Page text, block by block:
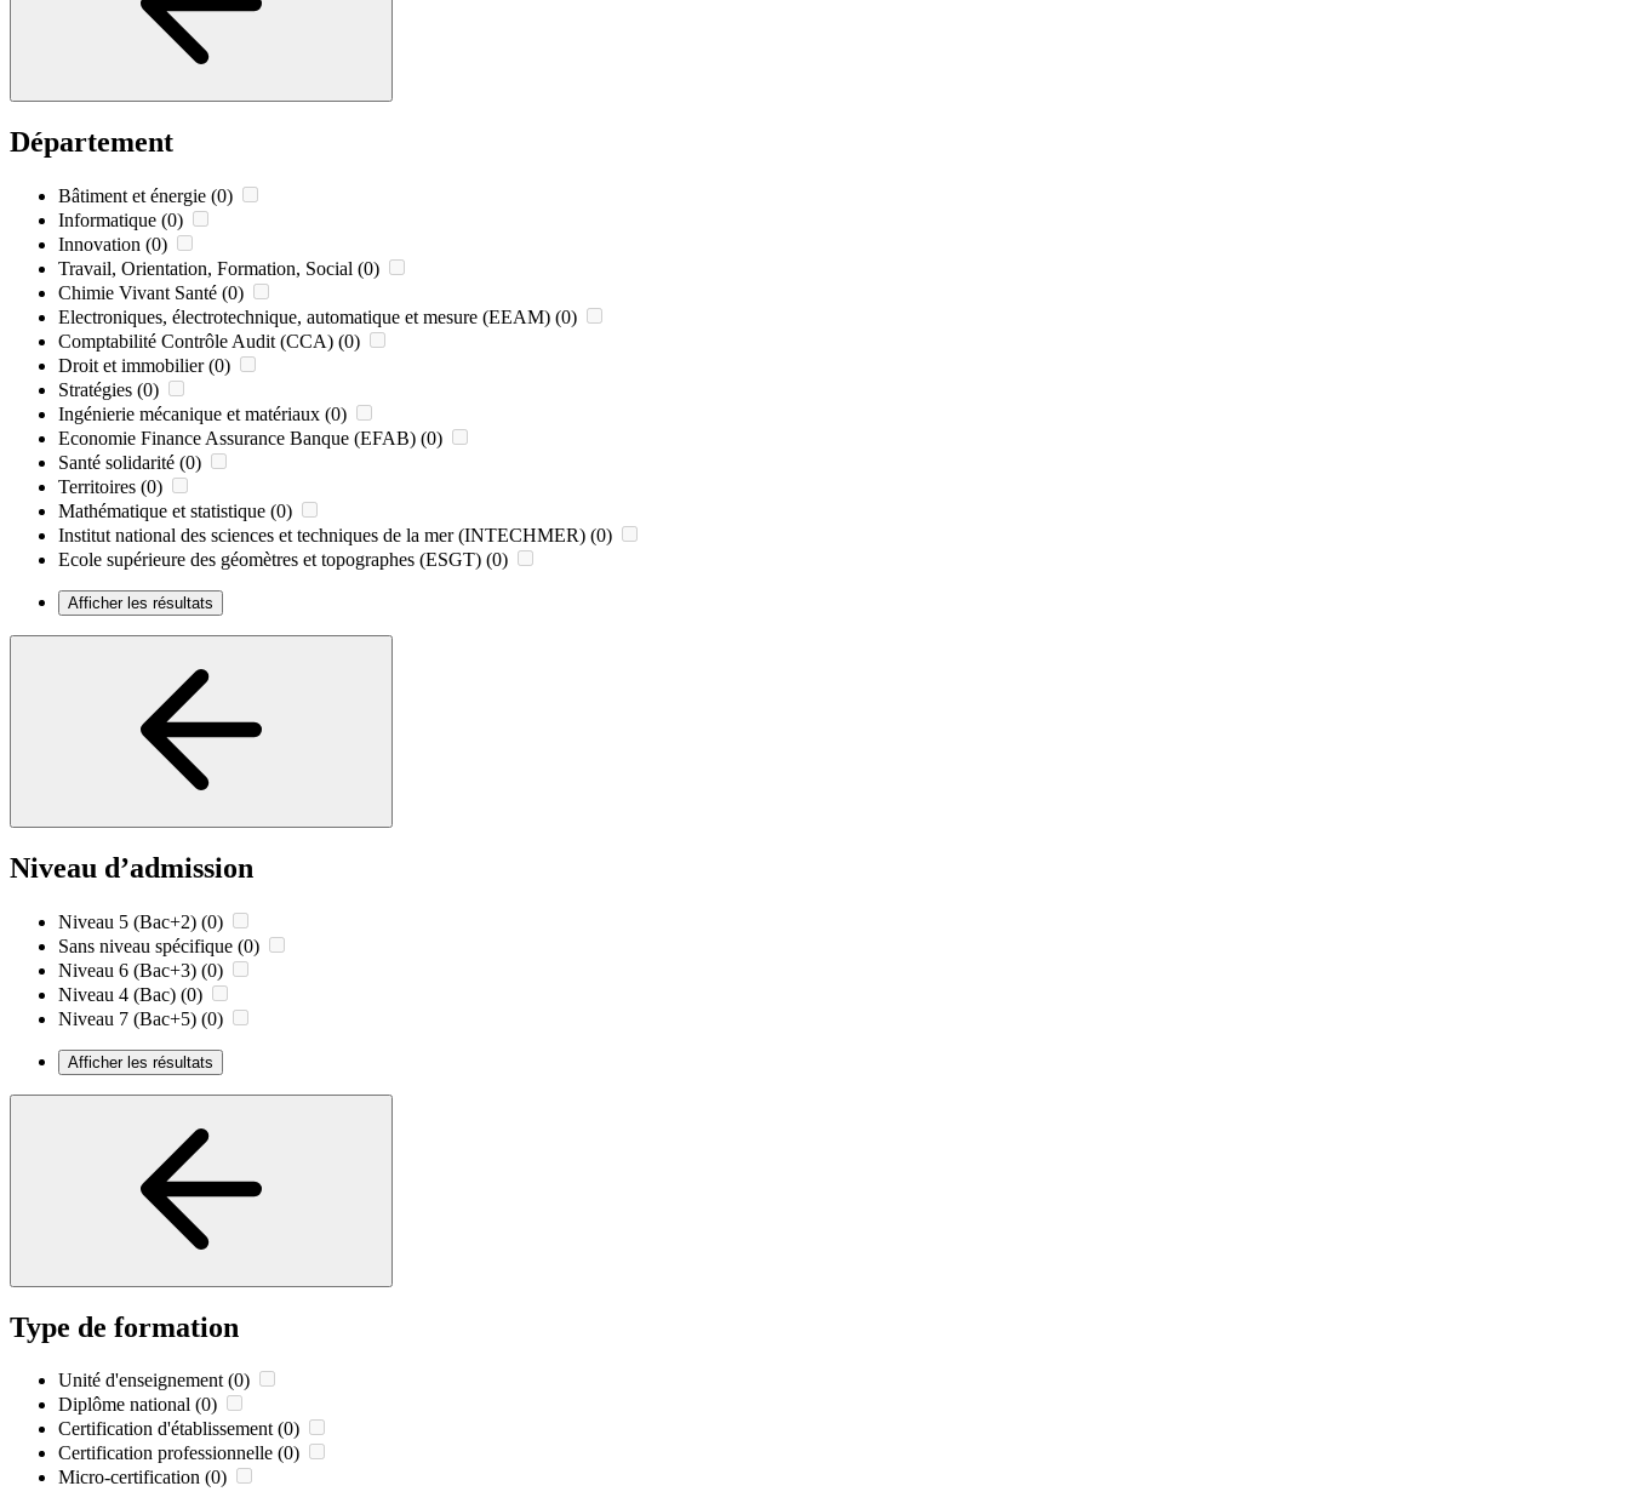
Département
Bâtiment et énergie (0)
Informatique (0)
Innovation (0)
Travail, Orientation, Formation, Social (0)
Chimie Vivant Santé (0)
Electroniques, électrotechnique, automatique et mesure (EEAM) (0)
Comptabilité Contrôle Audit (CCA) (0)
Droit et immobilier (0)
Stratégies (0)
Ingénierie mécanique et matériaux (0)
Economie Finance Assurance Banque (EFAB) (0)
Santé solidarité (0)
Territoires (0)
Mathématique et statistique (0)
Institut national des sciences et techniques de la mer (INTECHMER) (0)
Ecole supérieure des géomètres et topographes (ESGT) (0)
Afficher les résultats
Niveau d’admission
Niveau 5 (Bac+2) (0)
Sans niveau spécifique (0)
Niveau 6 (Bac+3) (0)
Niveau 4 (Bac) (0)
Niveau 7 (Bac+5) (0)
Afficher les résultats
Type de formation
Unité d'enseignement (0)
Diplôme national (0)
Certification d'établissement (0)
Certification professionnelle (0)
Micro-certification (0)